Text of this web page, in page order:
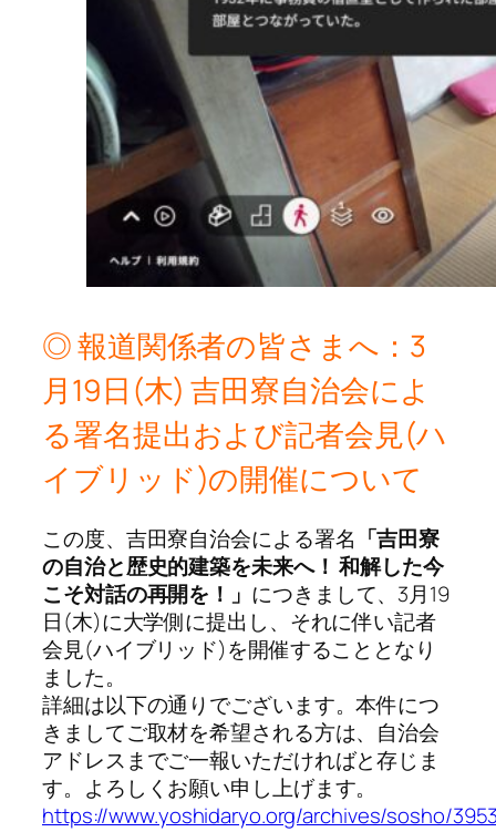
◎ 報道関係者の皆さまへ：3
月19日(木) 吉田寮自治会によ
る署名提出および記者会見(ハ
イブリッド)の開催について
この度、吉田寮自治会による署名 「吉田寮
の自治と歴史的建築を未来へ！ 和解した今
こそ対話の再開を！」 につきまして、3月19
日(木)に大学側に提出し、それに伴い記者
会見(ハイブリッド)を開催することとなり
ました。
詳細は以下の通りでございます。本件につ
きましてご取材を希望される方は、自治会
アドレスまでご一報いただければと存じま
す。よろしくお願い申し上げます。
https://www.yoshidaryo.org/archives/sosho/